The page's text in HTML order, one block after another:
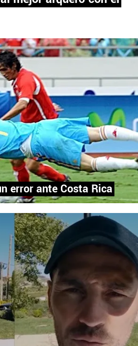
| CONTACTO
Políticas de Privacidad
Fútbol Centroamérica, al igual que Futbol Sites, es
una compañía perteneciente a Better Collective.
Todos los derechos reservados.
error ante Costa Rica